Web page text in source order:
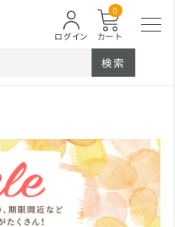
カート
0
ログイン
検索